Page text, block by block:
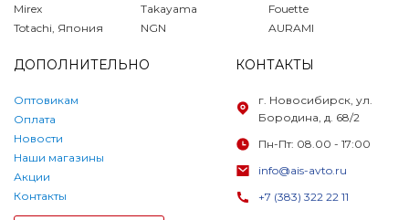
Mirex
Totachi, Япония
Takayama
NGN
Fouette
AURAMI
ДОПОЛНИТЕЛЬНО
Оптовикам
Оплата
Новости
Наши магазины
Акции
Контакты
КОНТАКТЫ
г. Новосибирск, ул.
Бородина, д. 68/2
Пн-Пт: 08.00 - 17:00
info@ais-avto.ru
+7 (383) 322 22 11